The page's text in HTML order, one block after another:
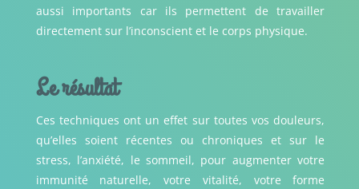
aussi importants car ils permettent de travailler
directement sur l’inconscient et le corps physique.
Le résultat
Ces techniques ont un effet sur toutes vos douleurs,
qu’elles soient récentes ou chroniques et sur le
stress, l’anxiété, le sommeil, pour augmenter votre
immunité naturelle, votre vitalité, votre forme